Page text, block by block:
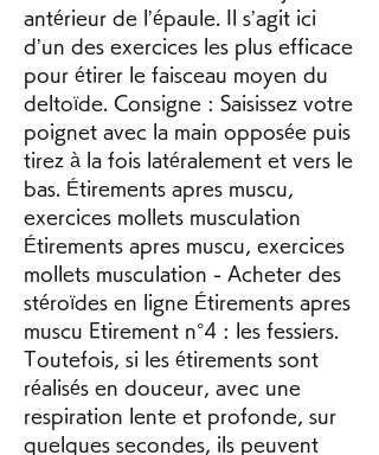
antérieur de l’épaule. Il s’agit ici
d’un des exercices les plus efficace
pour étirer le faisceau moyen du
deltoïde. Consigne : Saisissez votre
poignet avec la main opposée puis
tirez à la fois latéralement et vers le
bas. Étirements apres muscu,
exercices mollets musculation
Étirements apres muscu, exercices
mollets musculation - Acheter des
stéroïdes en ligne Étirements apres
muscu Etirement n°4 : les fessiers.
Toutefois, si les étirements sont
réalisés en douceur, avec une
respiration lente et profonde, sur
quelques secondes, ils peuvent